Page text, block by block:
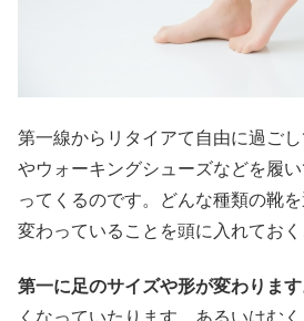
第一線からリタイアて自由に過ご
やウォーキングシューズなどを履
ってくるのです。どんな種類の靴
変わっていることを頭に入れておく
第一に足のサイズや形が変わります